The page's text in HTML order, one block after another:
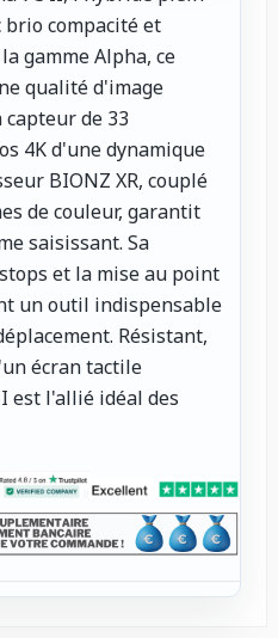
compacité et
gamme Alpha, ce
qualité d'image
de 33
4K d'une dynamique
BIONZ XR, couplé
de couleur, garantit
saisissant. Sa
et la mise au point
un outil indispensable
Résistant,
écran tactile
est l'allié idéal des